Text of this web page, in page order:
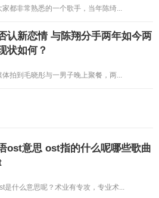
家都非常熟悉的一个歌手，当年陈绮...
认新恋情 与陈翔分手两年如今两
状如何？
体拍到毛晓彤与一男子晚上聚餐，两...
ost意思 ost指的什么呢哪些歌曲
是什么意思呢？术业有专攻，专业术...